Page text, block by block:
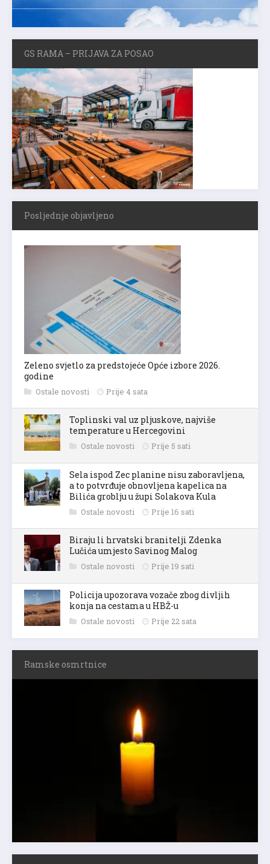
GS RAMA – PRIJAVA ZA POSAO
Posljednje objavljeno
Zeleno svjetlo za predstojeće Opće izbore 2026.
godine
Ostale novosti Prije 4 sata
Toplinski val uz pljuskove, najviše
temperature u Hercegovini
Ostale novosti Prije 5 sati
Sela ispod Zec planine nisu zaboravljena,
a to potvrđuje obnovljena kapelica na
Bilića groblju u župi Solakova Kula
Ostale novosti Prije 16 sati
Biraju li hrvatski branitelji Zdenka
Lučića umjesto Savinog Malog
Ostale novosti Prije 19 sati
Policija upozorava vozače zbog divljih
konja na cestama u HBŽ-u
Ostale novosti Prije 22 sata
Ramske osmrtnice